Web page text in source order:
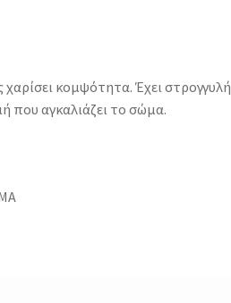
κομψότητα. Έχει στρογγυλή
που αγκαλιάζει το σώμα.